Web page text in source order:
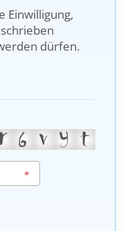
Einwilligung,
dürfen.